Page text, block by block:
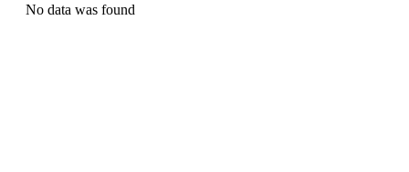
No data was found